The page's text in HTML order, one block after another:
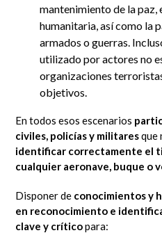
mantenimiento de la paz,
humanitaria, así como la
armados o guerras.
utilizado por actores no
organizaciones
objetivos.
En todos esos escenarios
civiles, policías y militaresque
identificar correctamente el
cualquier aeronave, buque o
Disponer de conocimientos y
en reconocimiento e
clave y críticopara: